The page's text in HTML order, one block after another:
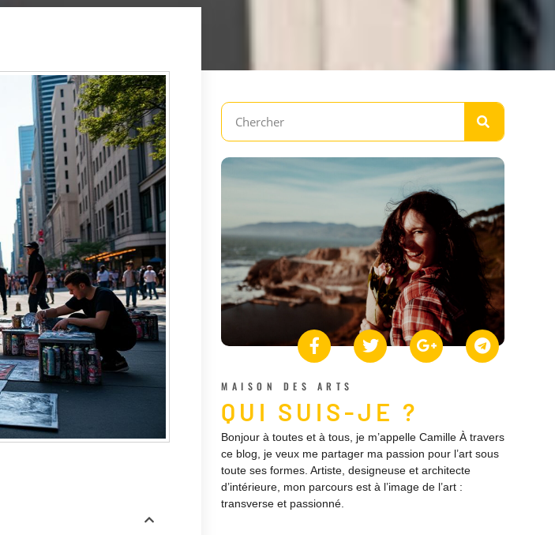
MAISON DES ARTS
QUI SUIS-JE ?
Bonjour à toutes et à tous, je m’appelle Camille À travers
ce blog, je veux me partager ma passion pour l’art sous
toute ses formes. Artiste, designeuse et architecte
d’intérieure, mon parcours est à l’image de l’art :
transverse et passionné.